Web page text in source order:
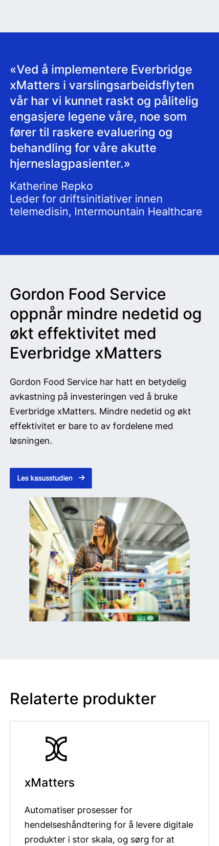
«Ved å implementere Everbridge
xMatters i varslingsarbeidsflyten
vår har vi kunnet raskt og pålitelig
engasjere legene våre, noe som
fører til raskere evaluering og
behandling for våre akutte
hjerneslagpasienter.»
Katherine Repko
Leder for driftsinitiativer innen
telemedisin, Intermountain Healthcare
Gordon Food Service
oppnår mindre nedetid og
økt effektivitet med
Everbridge xMatters
Gordon Food Service har hatt en betydelig
avkastning på investeringen ved å bruke
Everbridge xMatters. Mindre nedetid og økt
effektivitet er bare to av fordelene med
løsningen.
Les kasusstudien
Relaterte produkter
xMatters
Automatiser prosesser for
hendelseshåndtering for å levere digitale
produkter i stor skala, og sørg for at